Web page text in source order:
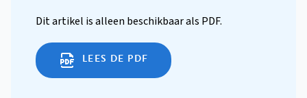
Dit artikel is alleen beschikbaar als PDF.
LEES DE PDF